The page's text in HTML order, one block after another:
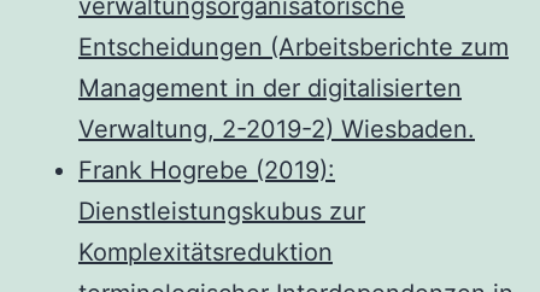
Entscheidungen (Arbeitsberichte zum
Management in der digitalisierten
Verwaltung, 2-2019-2) Wiesbaden.
Frank Hogrebe (2019):
Dienstleistungskubus zur
Komplexitätsreduktion